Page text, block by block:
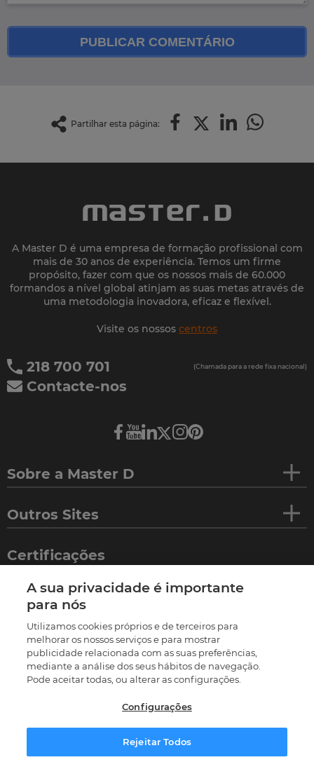
PUBLICAR COMENTÁRIO
Partilhar esta página:
A Master D é uma empresa de formação profissional com
mais de 30 anos de experiência. Temos um firme
propósito, fazer com que os nossos mais de 60.000
formandos a nível global atinjam as suas metas através de
uma metodologia inovadora, eficaz e flexível.
Visite os nossos centros
218 700 701 (Chamada para a rede fixa nacional)
Contacte-nos
Sobre a Master D
Outros Sites
Certificações
©2026 Termos e condições
Política de privacidade
Política de cookies
Livro de reclamações
Resolução Alternativa de Litígios
Preferências de cookies
A sua privacidade é importante
para nós
Utilizamos cookies próprios e de terceiros para
melhorar os nossos serviços e para mostrar
publicidade relacionada com as suas preferências,
mediante a análise dos seus hábitos de navegação.
Pode aceitar todas, ou alterar as configurações.
Configurações
Rejeitar Todos